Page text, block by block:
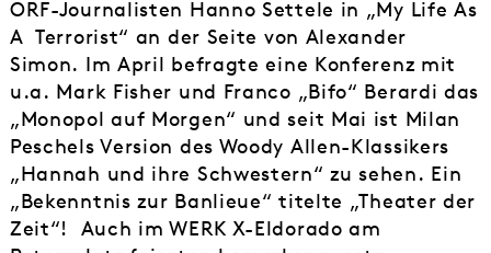
ORF-Journalisten Hanno Settele in „My Life As
A Terrorist“ an der Seite von Alexander
Simon. Im April befragte eine Konferenz mit
u.a. Mark Fisher und Franco „Bifo“ Berardi das
„Monopol auf Morgen“ und seit Mai ist Milan
Peschels Version des Woody Allen-Klassikers
„Hannah und ihre Schwestern“ zu sehen. Ein
„Bekenntnis zur Banlieue“ titelte „Theater der
Zeit“! Auch im WERK X-Eldorado am